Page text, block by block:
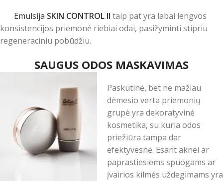
Emulsija SKIN CONTROL II taip pat yra labai lengvos
konsistencijos priemonė riebiai odai, pasižyminti stipriu
regeneraciniu pobūdžiu.
SAUGUS ODOS MASKAVIMAS
Paskutinė, bet ne mažiau
dėmesio verta priemonių
grupė yra dekoratyvinė
kosmetika, su kuria odos
priežiūra tampa dar
efektyvesnė. Esant aknei ar
paprastiesiems spuogams ar
įvairios kilmės uždegimams yra